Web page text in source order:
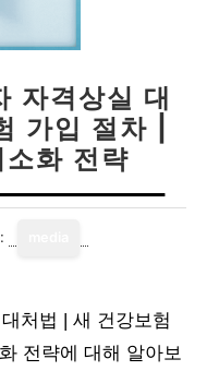
자격상실 대
가입 절차 |
화 전략
처법 | 새 건강보험
전략에 대해 알아보